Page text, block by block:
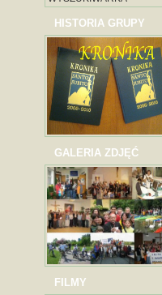
HISTORIA GRUPY
GALERIA ZDJĘĆ
FILMY